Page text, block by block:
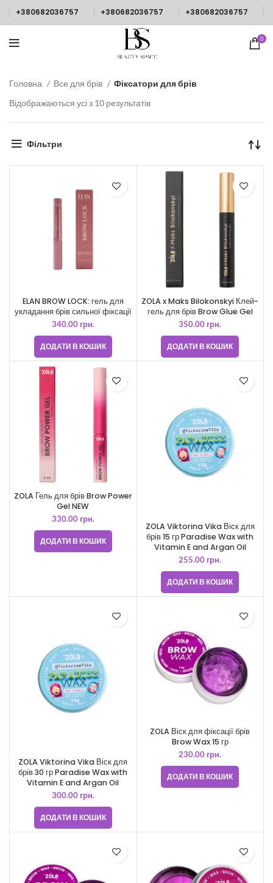
+380682036757 +380682036757 +380682036757
0
Головна Все для брів
Фіксатори для брів
Відображаються усі з 10 результатів
Фільтри
ELAN BROW LOCK: гель для
укладання брів сильної фіксації
340.00 грн.
ДОДАТИ В КОШИК
ZOLA x Maks Bilokonskyi Клей-
гель для брів Brow Glue Gel
350.00 грн.
ДОДАТИ В КОШИК
ZOLA Гель для брів Brow Power
Gel NEW
330.00 грн.
ДОДАТИ В КОШИК
ZOLA Viktorina Vika Віск для
брів 15 гр Paradise Wax with
Vitamin E and Argan Oil
255.00 грн.
ДОДАТИ В КОШИК
ZOLA Viktorina Vika Віск для
брів 30 гр Paradise Wax with
Vitamin E and Argan Oil
300.00 грн.
ДОДАТИ В КОШИК
ZOLA Віск для фіксації брів
Brow Wax 15 гр
230.00 грн.
ДОДАТИ В КОШИК